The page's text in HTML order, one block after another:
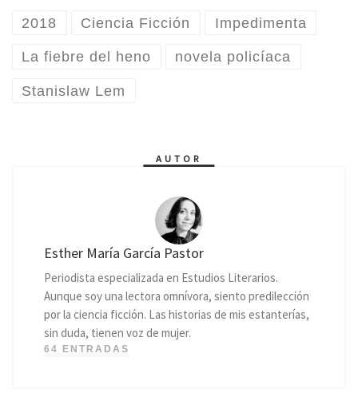
2018 Ciencia Ficción Impedimenta
La fiebre del heno novela policíaca
Stanislaw Lem
AUTOR
Esther María García Pastor
Periodista especializada en Estudios Literarios.
Aunque soy una lectora omnívora, siento predilección
por la ciencia ficción. Las historias de mis estanterías,
sin duda, tienen voz de mujer.
64 ENTRADAS